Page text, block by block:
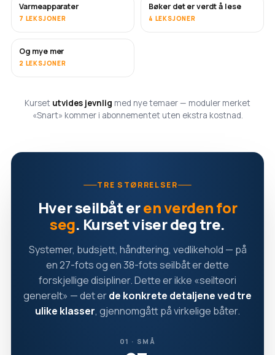
SNART
Varmeapparater
7 LEKSJONER
SNART
Bøker det er verdt å lese
4 LEKSJONER
SNART
Og mye mer
2 LEKSJONER
Kurset utvides jevnlig med nye temaer — moduler merket
«Snart» kommer i abonnementet uten ekstra kostnad.
TRE STØRRELSER
Hver seilbåt eren verden for
seg. Kurset viser deg tre.
Systemer, budsjett, håndtering, vedlikehold — på
en 27-fots og en 38-fots seilbåt er dette
forskjellige disipliner. Dette er ikke «seilteori
generelt» — det erde konkrete detaljene ved tre
ulike klasser, gjennomgått på virkelige båter.
01 · SMÅ